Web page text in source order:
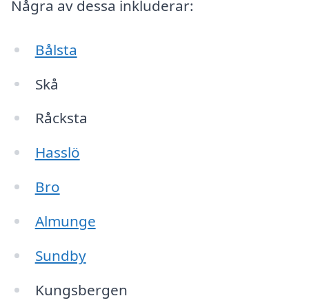
Några av dessa inkluderar:
Bålsta
Skå
Råcksta
Hasslö
Bro
Almunge
Sundby
Kungsbergen